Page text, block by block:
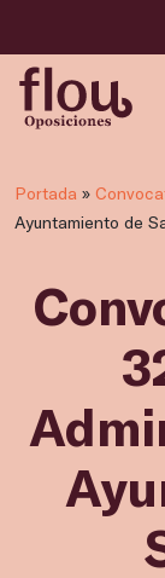
Portada »
Ayuntamiento de